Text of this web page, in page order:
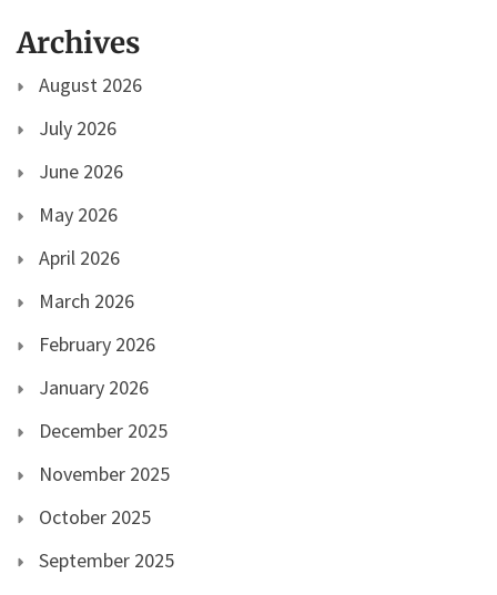
Archives
August 2026
July 2026
June 2026
May 2026
April 2026
March 2026
February 2026
January 2026
December 2025
November 2025
October 2025
September 2025